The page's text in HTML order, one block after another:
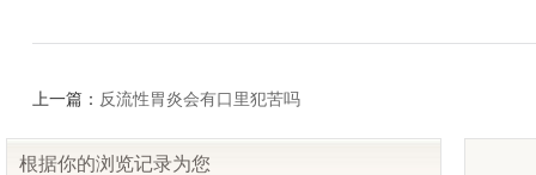
上一篇： 反流性胃炎会有口里犯苦吗
根据你的浏览记录为您